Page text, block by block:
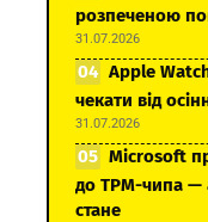
розпеченою
31.07.2026
Apple
чекати від
31.07.2026
Microsoft
до TPM-чипа —
стане